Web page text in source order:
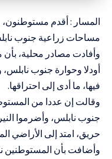
المسار : أقدم مستوطنون،
مساحات زراعية جنوب
وأفادت مصادر محلية، بأن
أودلا وحوارة جنوب
فيها، ما أدى إلى احتراقها.
وقالت إن عددا من
جنوب نابلس، وأضرموا
حريق، امتد إلى الأراضي
وأضافت بأن المستوطنين